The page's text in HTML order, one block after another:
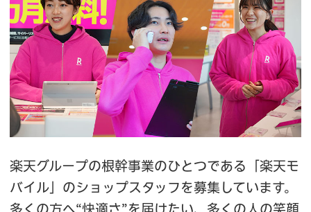
楽天グループの根幹事業のひとつである「楽天モ
バイル」のショップスタッフを募集しています。
多くの方へ“快適さ”を届けたい、多くの人の笑顔